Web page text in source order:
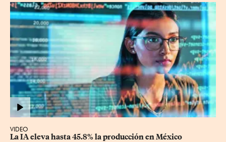
VIDEO
La IA eleva hasta 45.8% la producción en México